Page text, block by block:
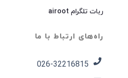
ربات تلگرام airoot
راه‌های ارتباط با ما
026-32216815​